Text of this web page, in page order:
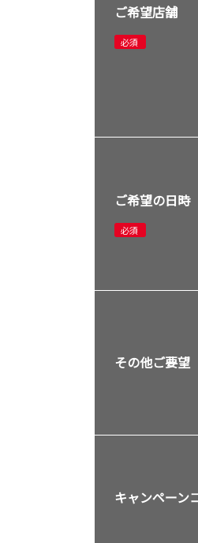
ご希望店舗
必須
ご希望の日時
必須
その他ご要望
キャンペーン